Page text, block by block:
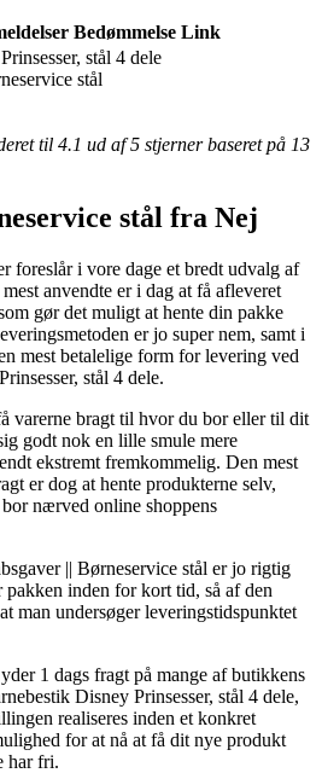
Bedømmelse Link
stål 4 dele
stål
til 4.1 ud af 5 stjerner baseret på 13
stål fra Nej
foreslår i vore dage et bredt udvalg af
anvendte er i dag at få afleveret
gør det muligt at hente din pakke
er jo super nem, samt i
mest betalelige form for levering ved
stål 4 dele.
varerne bragt til hvor du bor eller til dit
godt nok en lille smule mere
ekstremt fremkommelig. Den mest
er dog at hente produkterne selv,
nærved online shoppens
|| Børneservice stål er jo rigtig
inden for kort tid, så af den
man undersøger leveringstidspunktet
1 dags fragt på mange af butikkens
Disney Prinsesser, stål 4 dele,
realiseres inden et konkret
for at nå at få dit nye produkt
har fri.